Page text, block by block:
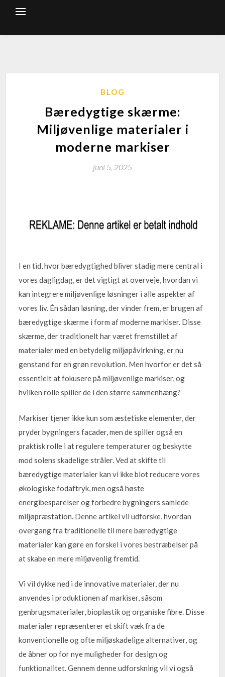
BLOG
Bæredygtige skærme:
Miljøvenlige materialer i
moderne markiser
juni 5, 2025
I en tid, hvor bæredygtighed bliver stadig mere central i
vores dagligdag, er det vigtigt at overveje, hvordan vi
kan integrere miljøvenlige løsninger i alle aspekter af
vores liv. Én sådan løsning, der vinder frem, er brugen af
bæredygtige skærme i form af moderne markiser. Disse
skærme, der traditionelt har været fremstillet af
materialer med en betydelig miljøpåvirkning, er nu
genstand for en grøn revolution. Men hvorfor er det så
essentielt at fokusere på miljøvenlige markiser, og
hvilken rolle spiller de i den større sammenhæng?
Markiser tjener ikke kun som æstetiske elementer, der
pryder bygningers facader, men de spiller også en
praktisk rolle i at regulere temperaturer og beskytte
mod solens skadelige stråler. Ved at skifte til
bæredygtige materialer kan vi ikke blot reducere vores
økologiske fodaftryk, men også høste
energibesparelser og forbedre bygningers samlede
miljøpræstation. Denne artikel vil udforske, hvordan
overgang fra traditionelle til mere bæredygtige
materialer kan gøre en forskel i vores bestræbelser på
at skabe en mere miljøvenlig fremtid.
Vi vil dykke ned i de innovative materialer, der nu
anvendes i produktionen af markiser, såsom
genbrugsmaterialer, bioplastik og organiske fibre. Disse
materialer repræsenterer et skift væk fra de
konventionelle og ofte miljøskadelige alternativer, og
de åbner op for nye muligheder for design og
funktionalitet. Gennem denne udforskning vil vi også